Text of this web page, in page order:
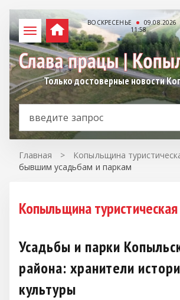
ВОСКРЕСЕНЬЕ
09.08.2026
11:58
Только достоверные новости
Главная > Копыльщина
бывшим усадьбам и паркам
Копыльщина туристическая
Усадьбы и парки
района: хранители
культуры